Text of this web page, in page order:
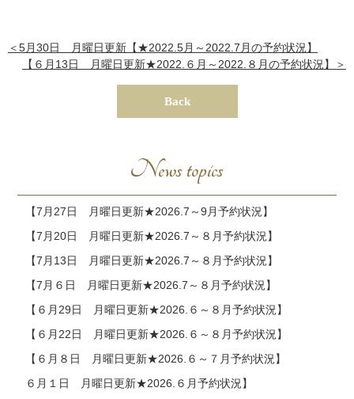
＜5月30日 月曜日更新【★2022.5月～2022.7月の予約状況】
【６月13日 月曜日更新★2022.６月～2022.８月の予約状況】＞
Back
News topics
【7月27日 月曜日更新★2026.7～9月予約状況】
【7月20日 月曜日更新★2026.7～８月予約状況】
【7月13日 月曜日更新★2026.7～８月予約状況】
【7月６日 月曜日更新★2026.7～８月予約状況】
【６月29日 月曜日更新★2026.６～８月予約状況】
【６月22日 月曜日更新★2026.６～８月予約状況】
【６月８日 月曜日更新★2026.６～７月予約状況】
６月１日 月曜日更新★2026.６月予約状況】